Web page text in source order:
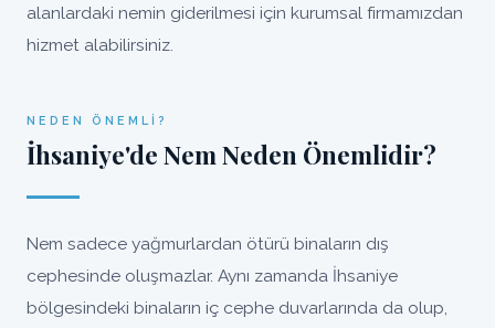
alanlardaki nemin giderilmesi için kurumsal firmamızdan
hizmet alabilirsiniz.
NEDEN ÖNEMLI?
İhsaniye'de Nem Neden Önemlidir?
Nem sadece yağmurlardan ötürü binaların dış
cephesinde oluşmazlar. Aynı zamanda İhsaniye
bölgesindeki binaların iç cephe duvarlarında da olup,